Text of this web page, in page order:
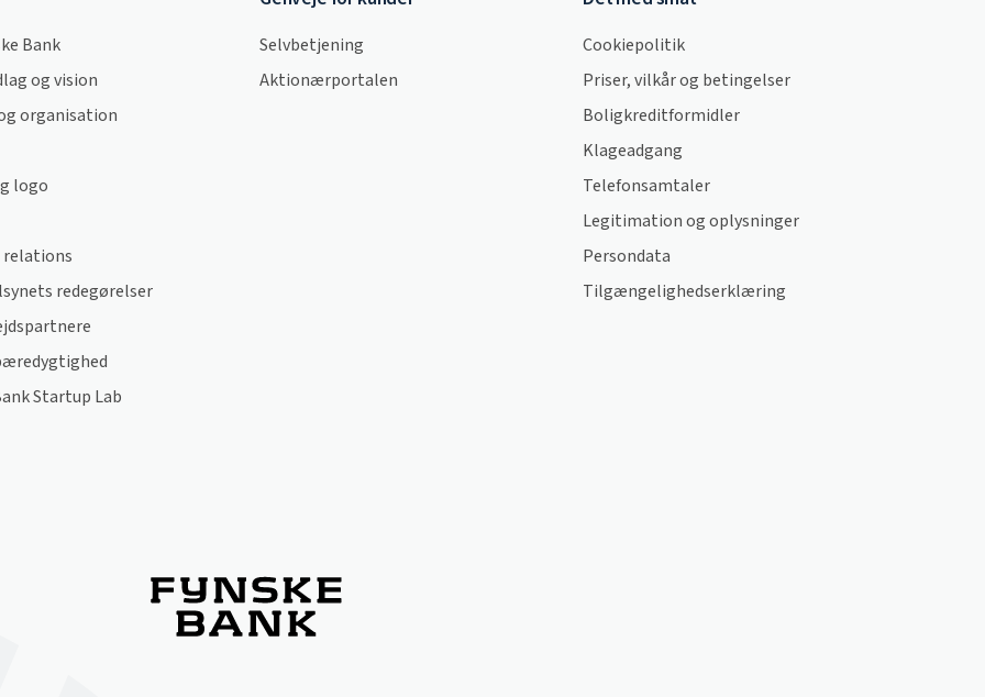
Bank
og vision
organisation
logo
redegørelser
Startup Lab
Selvbetjening
Aktionærportalen
Cookiepolitik
Priser, vilkår og betingelser
Boligkreditformidler
Klageadgang
Telefonsamtaler
Legitimation og oplysninger
Persondata
Tilgængelighedserklæring